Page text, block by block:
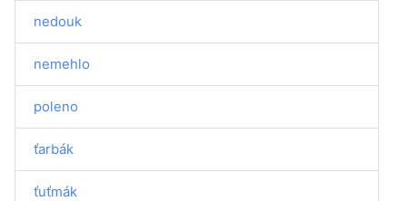
nedouk
nemehlo
poleno
ťarbák
ťuťmák